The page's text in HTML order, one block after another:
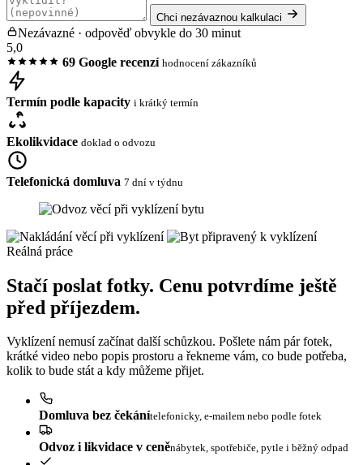
Chci nezávaznou kalkulaci
Nezávazné · odpověď obvykle do 30 minut
5,0
69 Google recenzí hodnocení zákazníků
Termín podle kapacity i krátký termín
Ekolikvidace doklad o odvozu
Telefonická domluva 7 dní v týdnu
Reálná práce
Stačí poslat fotky. Cenu potvrdíme ještě
před příjezdem.
Vyklízení nemusí začínat další schůzkou. Pošlete nám pár fotek,
krátké video nebo popis prostoru a řekneme vám, co bude potřeba,
kolik to bude stát a kdy můžeme přijet.
Domluva bez čekánítelefonicky, e-mailem nebo podle fotek
Odvoz i likvidace v ceněnábytek, spotřebiče, pytle i běžný odpad